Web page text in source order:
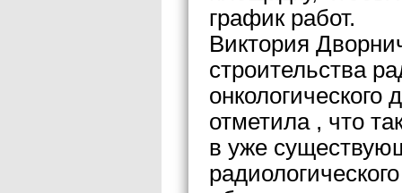
график работ.
Виктория
строительства
онкологического
отметила , что
в уже